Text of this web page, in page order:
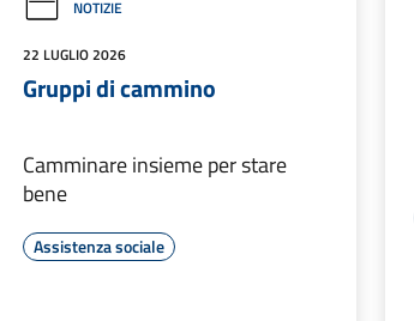
NOTIZIE
22 LUGLIO 2026
Gruppi di cammino
Camminare insieme per stare
bene
Assistenza sociale